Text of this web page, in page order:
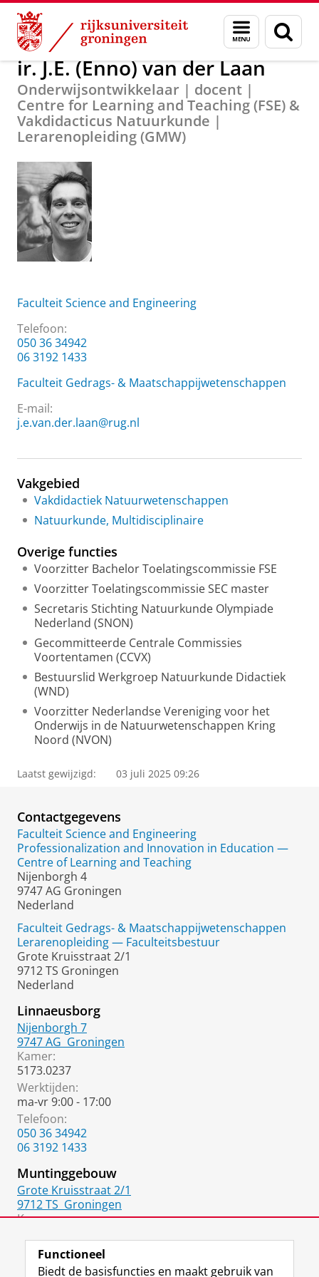
Skip
Content
Skip
Navigation
Menu
en
zoeken
Over ons ir. J.E. (Enno) van der Laan
ir. J.E. (Enno) van der Laan
Onderwijsontwikkelaar | docent |
Centre for Learning and Teaching (FSE) &
Vakdidacticus Natuurkunde |
Lerarenopleiding (GMW)
Faculteit Science and Engineering
Telefoon:
050 36 34942
06 3192 1433
Faculteit Gedrags- & Maatschappijwetenschappen
E-mail:
j.e.van.der.laan@rug.nl
Vakgebied
Vakdidactiek Natuurwetenschappen
Natuurkunde, Multidisciplinaire
Overige functies
Voorzitter Bachelor Toelatingscommissie FSE
Voorzitter Toelatingscommissie SEC master
Secretaris Stichting Natuurkunde Olympiade
Nederland (SNON)
Gecommitteerde Centrale Commissies
Voortentamen (CCVX)
Bestuurslid Werkgroep Natuurkunde Didactiek
(WND)
Voorzitter Nederlandse Vereniging voor het
Onderwijs in de Natuurwetenschappen Kring
Noord (NVON)
Laatst gewijzigd: 03 juli 2025 09:26
Contactgegevens
Faculteit Science and Engineering
Professionalization and Innovation in Education —
Centre of Learning and Teaching
Nijenborgh 4
9747 AG Groningen
Nederland
Faculteit Gedrags- & Maatschappijwetenschappen
Lerarenopleiding — Faculteitsbestuur
Grote Kruisstraat 2/1
9712 TS Groningen
Nederland
Linnaeusborg
Nijenborgh 7
9747 AG Groningen
Kamer:
5173.0237
Werktijden:
ma-vr 9:00 - 17:00
Telefoon:
050 36 34942
06 3192 1433
Muntinggebouw
Grote Kruisstraat 2/1
9712 TS Groningen
Kamer:
Functioneel
Biedt de basisfuncties en maakt gebruik van